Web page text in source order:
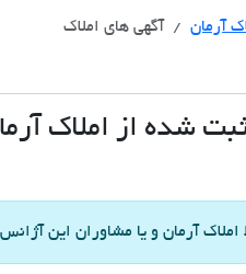
آرمان آگهی های املاک
شده از املاک
آرمان و یا مشاوران این